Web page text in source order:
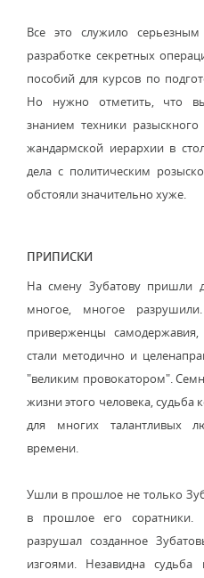
Все это служило
разработке секретных
пособий для курсов по
Но нужно отметить, что
знанием техники
жандармской иерархии в
дела с политическим
обстояли значительно хуже.
ПРИПИСКИ
На смену Зубатову пришли
многое, многое
приверженцы
стали методично и
"великим провокатором".
жизни этого человека, судьба
для многих талантливых
времени.
Ушли в прошлое не только
в прошлое его
разрушал созданное
изгоями. Незавидна